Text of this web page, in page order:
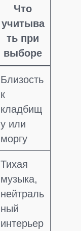
Что
учитыва
ть при
выборе
Близость
к
кладбищ
у или
моргу
Тихая
музыка,
нейтраль
ный
интерьер